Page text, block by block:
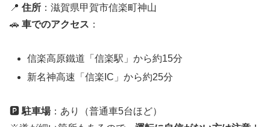
📍 住所 ：滋賀県甲賀市信楽町神山
🚗 車でのアクセス ：
信楽高原鐵道「信楽駅」から約15分
新名神高速「信楽IC」から約25分
🅿 駐車場：あり（普通車5台ほど）